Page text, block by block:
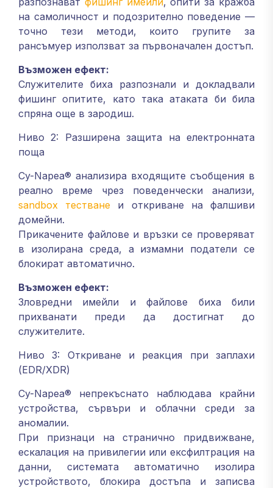
на самоличност и подозрително поведение —
точно тези методи, които групите за
рансъмуер използват за първоначален достъп.
Възможен ефект:
Служителите биха разпознали и докладвали
фишинг опитите, като така атаката би била
спряна още в зародиш.
Ниво 2: Разширена защита на електронната
поща
Cy-Napea® анализира входящите съобщения в
реално време чрез поведенчески анализи,
sandbox тестване и откриване на фалшиви
домейни.
Прикачените файлове и връзки се проверяват
в изолирана среда, а измамни податели се
блокират автоматично.
Възможен ефект:
Зловредни имейли и файлове биха били
прихванати преди да достигнат до
служителите.
Ниво 3: Откриване и реакция при заплахи
(EDR/XDR)
Cy-Napea® непрекъснато наблюдава крайни
устройства, сървъри и облачни среди за
аномалии.
При признаци на странично придвижване,
ескалация на привилегии или ексфилтрация на
данни, системата автоматично изолира
устройството, блокира достъпа и записва